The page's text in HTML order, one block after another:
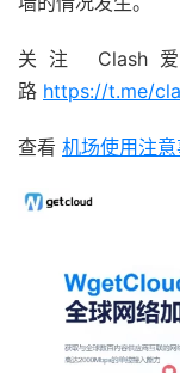
关注 Clash
路 https://t.me/
查看 机场使用注